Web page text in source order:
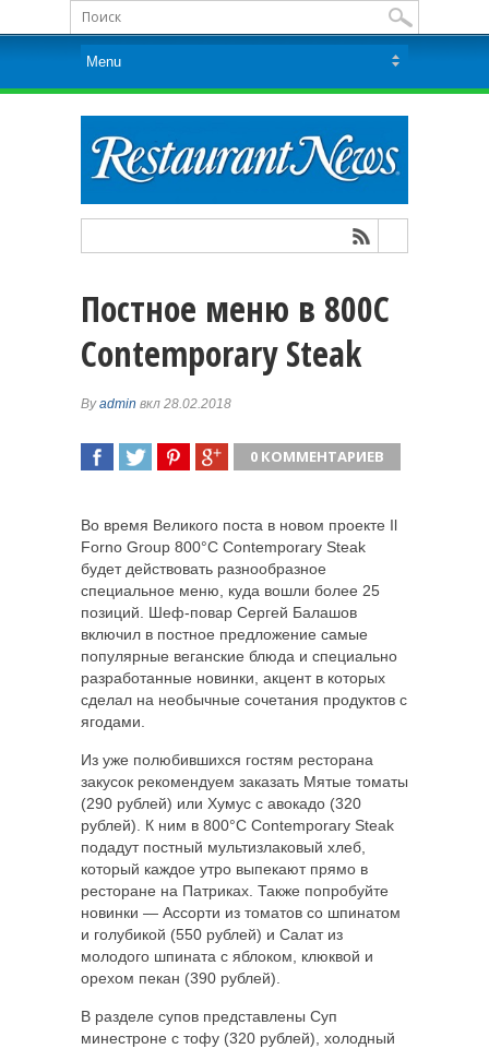
Постное меню в 800С
Contemporary Steak
Byadmin вкл 28.02.2018
0 КОММЕНТАРИЕВ
Во время Великого поста в новом проекте Il
Forno Group 800°С Contemporary Steak
будет действовать разнообразное
специальное меню, куда вошли более 25
позиций. Шеф-повар Сергей Балашов
включил в постное предложение самые
популярные веганские блюда и специально
разработанные новинки, акцент в которых
сделал на необычные сочетания продуктов с
ягодами.
Из уже полюбившихся гостям ресторана
закусок рекомендуем заказать Мятые томаты
(290 рублей) или Хумус с авокадо (320
рублей). К ним в 800°С Contemporary Steak
подадут постный мультизлаковый хлеб,
который каждое утро выпекают прямо в
ресторане на Патриках. Также попробуйте
новинки — Ассорти из томатов со шпинатом
и голубикой (550 рублей) и Салат из
молодого шпината с яблоком, клюквой и
орехом пекан (390 рублей).
В разделе супов представлены Суп
минестроне с тофу (320 рублей), холодный